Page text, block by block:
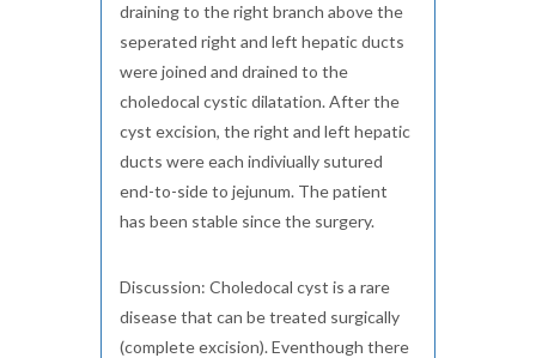
draining to the right branch above the
seperated right and left hepatic ducts
were joined and drained to the
choledocal cystic dilatation. After the
cyst excision, the right and left hepatic
ducts were each indiviually sutured
end-to-side to jejunum. The patient
has been stable since the surgery.
Discussion: Choledocal cyst is a rare
disease that can be treated surgically
(complete excision). Eventhough there